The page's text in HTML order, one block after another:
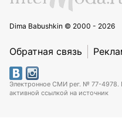
Dima Babushkin © 2000 - 2026
Обратная связь
Электронное СМИ рег. № 77-4978.
активной ссылкой на источник